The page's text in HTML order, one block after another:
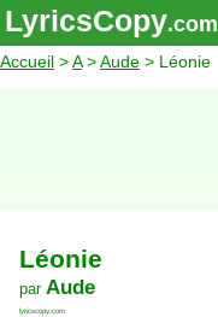
LyricsCopy.com
Accueil >A>Aude > Léonie
Léonie
par Aude
lyricscopy.com